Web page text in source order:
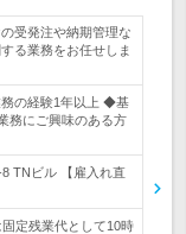
受発注や納期管理な
る業務をお任せしま
務の経験1年以上 ◆基
務にご興味のある方
TNビル 【雇入れ直
定残業代として10時